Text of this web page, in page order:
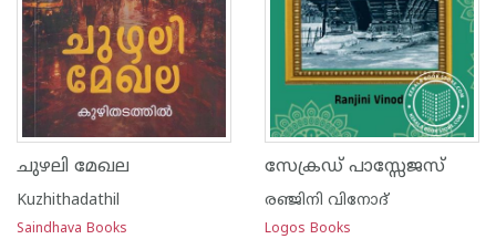
ചുഴലി മേഖല
Kuzhithadathil
Saindhava Books
സേക്രഡ് പാസ്സേജസ്
രഞ്ജിനി വിനോദ്
Logos Books